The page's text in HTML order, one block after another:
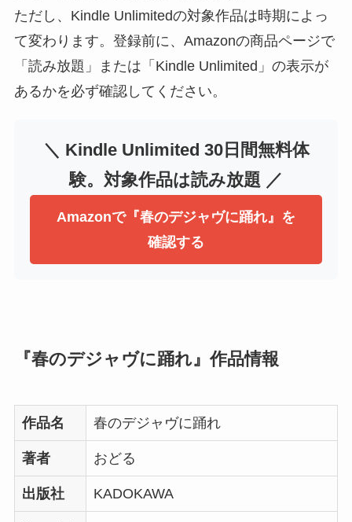
ただし、Kindle Unlimitedの対象作品は時期によっ
て変わります。登録前に、Amazonの商品ページで
「読み放題」または「Kindle Unlimited」の表示が
あるかを必ず確認してください。
＼ Kindle Unlimited 30日間無料体
験。対象作品は読み放題 ／
Amazonで『春のデジャヴに踊れ』を
確認する
『春のデジャヴに踊れ』作品情報
作品名 春のデジャヴに踊れ
著者 おどる
出版社 KADOKAWA